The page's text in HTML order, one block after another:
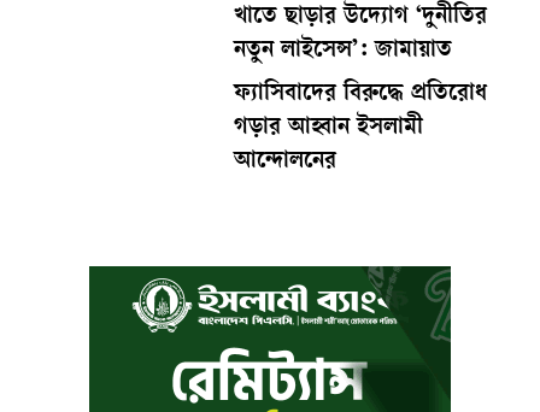
খাতে ছাড়ার উদ্যোগ ‘দুনীতির
নতুন লাইসেন্স’: জামায়াত
ফ্যাসিবাদের বিরুদ্ধে প্রতিরোধ
গড়ার আহ্বান ইসলামী
আন্দোলনের